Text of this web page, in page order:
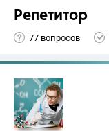
Репетитор
77 вопросов